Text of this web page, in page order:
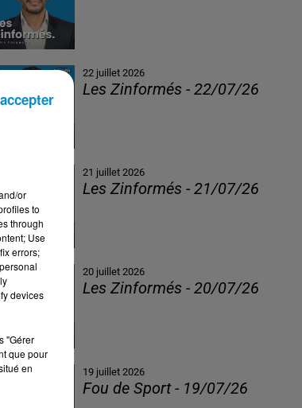
22 juillet 2026
Les Zinformés - 22/07/26
21 juillet 2026
Les Zinformés - 21/07/26
20 juillet 2026
Les Zinformés - 20/07/26
19 juillet 2026
Fou de Sport - 19/07/26
or
to
through
Use
errors;
devices
"Gérer
que pour
en